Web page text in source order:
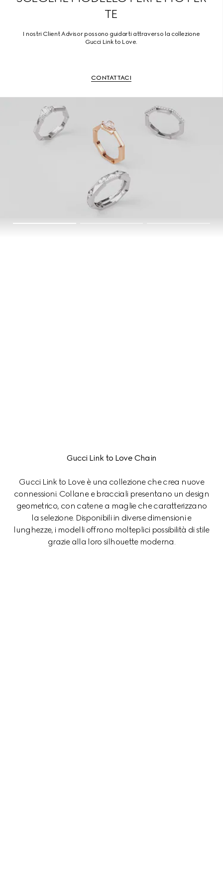
TE
I nostri Client Advisor possono guidarti attraverso la collezione
Gucci Link to Love.
CONTATTACI
Gucci Link to Love Chain
Gucci Link to Love è una collezione che crea nuove
connessioni. Collane e bracciali presentano un design
geometrico, con catene a maglie che caratterizzano
la selezione. Disponibili in diverse dimensioni e
lunghezze, i modelli offrono molteplici possibilità di stile
grazie alla loro silhouette moderna.